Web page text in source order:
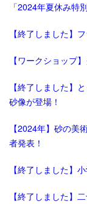
「2024年夏休み特
【終了しました】
【ワークショップ
【終了しました】
砂像が登場！
【2024年】砂の
者発表！
【終了しました】
【終了しました】